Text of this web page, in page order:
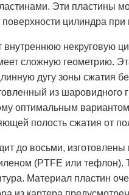
Эти пластины
цилиндра
некруговую
сложную геометрию.
дугу зоны сжатия
из
оптимальным
полость сжатия от
до восьми, изготовлены
(PTFE или тефлон).
Материал пластин